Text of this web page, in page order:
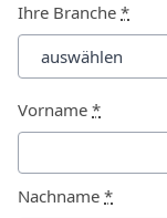
Ihre Branche *
Vorname *
Nachname *